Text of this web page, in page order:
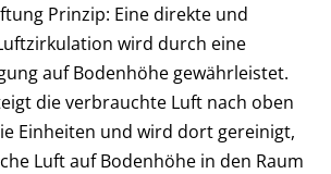
Prinzip: Eine direkte und
wird durch eine
auf Bodenhöhe gewährleistet.
die verbrauchte Luft nach oben
Einheiten und wird dort gereinigt,
Luft auf Bodenhöhe in den Raum